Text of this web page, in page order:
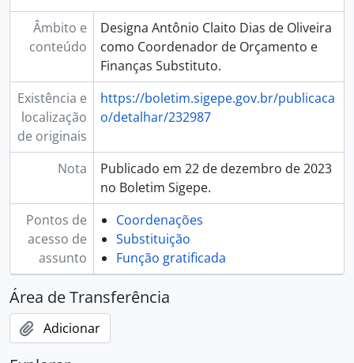
Âmbito e
conteúdo
Designa Antônio Claito Dias de Oliveira
como Coordenador de Orçamento e
Finanças Substituto.
Existência e
localização
de originais
https://boletim.sigepe.gov.br/publicaca
o/detalhar/232987
Nota
Publicado em 22 de dezembro de 2023
no Boletim Sigepe.
Pontos de
acesso de
assunto
Coordenações
Substituição
Função gratificada
Área de Transferência
Adicionar